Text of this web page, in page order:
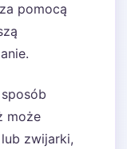
pomocą
może
zwijarki,